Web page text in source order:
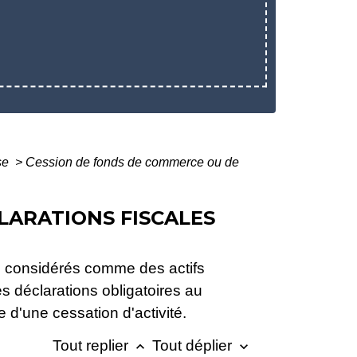
> Cession de fonds de commerce ou de
FISCALES
comme des actifs
déclarations obligatoires au
d'une cessation d'activité.
Tout replier keyboard_arrow_up Tout déplier keyboard_arrow_down